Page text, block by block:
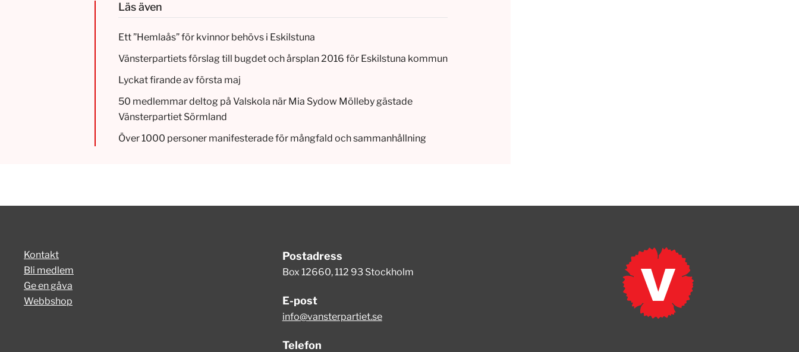
Läs även
Ett ”Hemlaås” för kvinnor behövs i Eskilstuna
Vänsterpartiets förslag till bugdet och årsplan 2016 för Eskilstuna kommun
Lyckat firande av första maj
50 medlemmar deltog på Valskola när Mia Sydow Mölleby gästade
Vänsterpartiet Sörmland
Över 1000 personer manifesterade för mångfald och sammanhållning
Kontakt
Bli medlem
Ge en gåva
Webbshop
Postadress
Box 12660, 112 93 Stockholm
E-post
info@vansterpartiet.se
Telefon